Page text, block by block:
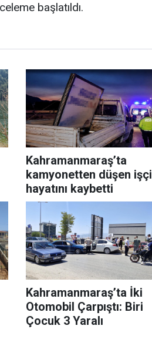
başlatıldı.
Kahramanmaraş’ta
kamyonetten düşen işçi
hayatını kaybetti
Kahramanmaraş’ta İki
Otomobil Çarpıştı: Biri
Çocuk 3 Yaralı